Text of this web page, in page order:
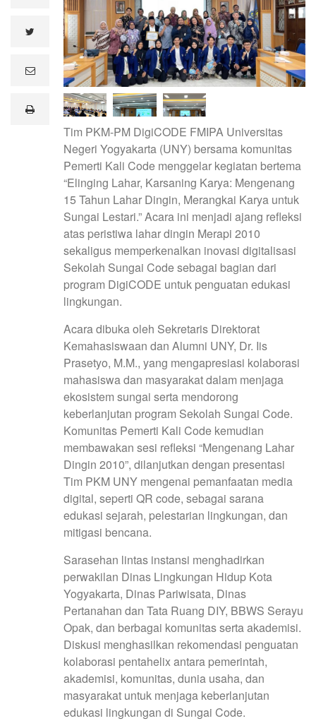
e
lprint
Tim PKM-PM DigiCODE FMIPA Universitas
Negeri Yogyakarta (UNY) bersama komunitas
Pemerti Kali Code menggelar kegiatan bertema
“Elinging Lahar, Karsaning Karya: Mengenang
15 Tahun Lahar Dingin, Merangkai Karya untuk
Sungai Lestari.” Acara ini menjadi ajang refleksi
atas peristiwa lahar dingin Merapi 2010
sekaligus memperkenalkan inovasi digitalisasi
Sekolah Sungai Code sebagai bagian dari
program DigiCODE untuk penguatan edukasi
lingkungan.
Acara dibuka oleh Sekretaris Direktorat
Kemahasiswaan dan Alumni UNY, Dr. Iis
Prasetyo, M.M., yang mengapresiasi kolaborasi
mahasiswa dan masyarakat dalam menjaga
ekosistem sungai serta mendorong
keberlanjutan program Sekolah Sungai Code.
Komunitas Pemerti Kali Code kemudian
membawakan sesi refleksi “Mengenang Lahar
Dingin 2010”, dilanjutkan dengan presentasi
Tim PKM UNY mengenai pemanfaatan media
digital, seperti QR code, sebagai sarana
edukasi sejarah, pelestarian lingkungan, dan
mitigasi bencana.
Sarasehan lintas instansi menghadirkan
perwakilan Dinas Lingkungan Hidup Kota
Yogyakarta, Dinas Pariwisata, Dinas
Pertanahan dan Tata Ruang DIY, BBWS Serayu
Opak, dan berbagai komunitas serta akademisi.
Diskusi menghasilkan rekomendasi penguatan
kolaborasi pentahelix antara pemerintah,
akademisi, komunitas, dunia usaha, dan
masyarakat untuk menjaga keberlanjutan
edukasi lingkungan di Sungai Code.